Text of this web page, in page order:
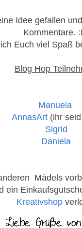
Idee gefallen
Kommentare.
Euch viel Spaß
Blog Hop
Manuela
AnnasArt (ihr
Sigrid
Daniela
Mädels
ein
Kreativshop